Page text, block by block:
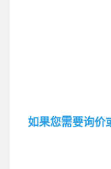
如果您需要询价